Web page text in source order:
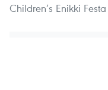
Children’s Enikki